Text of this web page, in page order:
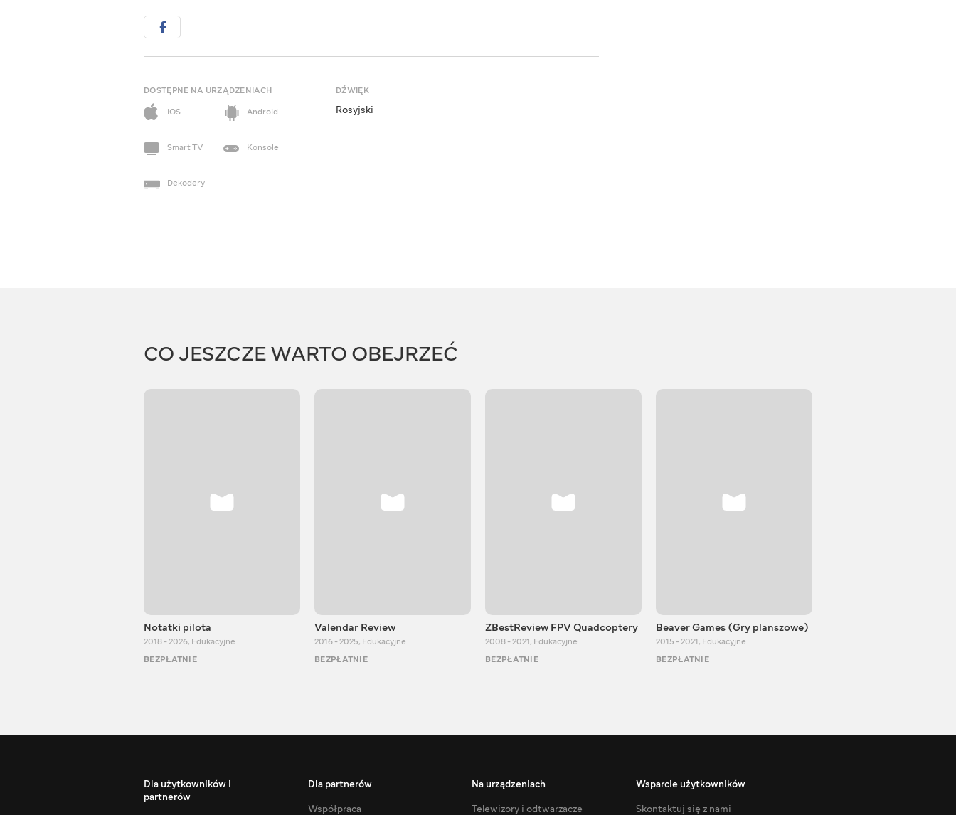
DOSTĘPNE NA URZĄDZENIACH
iOS
Android
Smart TV Konsole
Dekodery
DŹWIĘK
Rosyjski
CO JESZCZE WARTO OBEJRZEĆ
Notatki pilota
2018 - 2026, Edukacyjne
BEZPŁATNIE
Valendar Review
2016 - 2025, Edukacyjne
BEZPŁATNIE
ZBestReview FPV Quadcoptery
2008 - 2021, Edukacyjne
BEZPŁATNIE
Beaver Games (Gry planszowe)
2015 - 2021, Edukacyjne
BEZPŁATNIE
Dla użytkowników i
partnerów
Dla partnerów
Współpraca
Na urządzeniach
Telewizory i odtwarzacze
Wsparcie użytkowników
Skontaktuj się z nami